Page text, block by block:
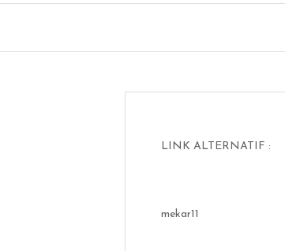
LINK ALTERNATIF :
mekar11